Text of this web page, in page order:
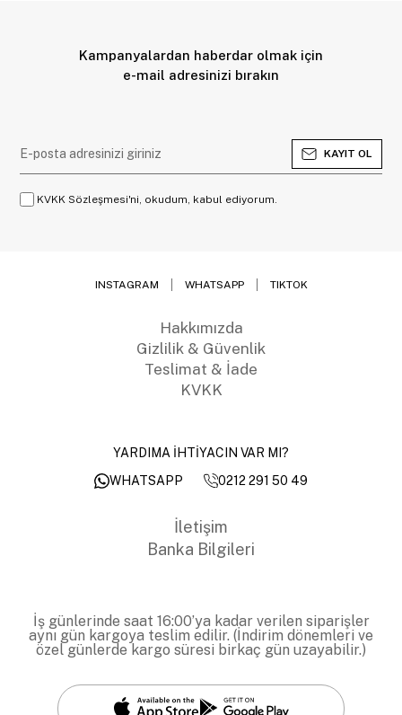
Kampanyalardan haberdar olmak için
e-mail adresinizi bırakın
KAYIT OL
KVKK Sözleşmesi'ni, okudum, kabul ediyorum.
INSTAGRAM WHATSAPP TIKTOK
Hakkımızda
Gizlilik & Güvenlik
Teslimat & İade
KVKK
YARDIMA İHTİYACIN VAR MI?
WHATSAPP
0212 291 50 49
İletişim
Banka Bilgileri
İş günlerinde saat 16:00’ya kadar verilen siparişler
aynı gün kargoya teslim edilir. (İndirim dönemleri ve
özel günlerde kargo süresi birkaç gün uzayabilir.)